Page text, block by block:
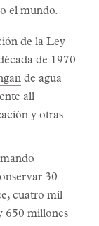
el mundo.
de la Ley
de 1970
de agua
all
y otras
30
cuatro mil
650 millones